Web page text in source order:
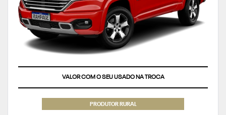
VALOR COM O SEU USADO NA TROCA
PRODUTOR RURAL